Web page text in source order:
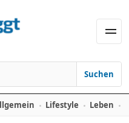
Suchen
Lifestyle Leben